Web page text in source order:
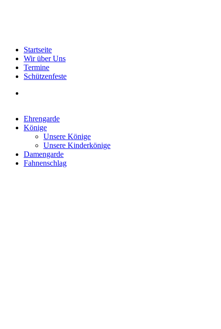
Startseite
Wir über Uns
Termine
Schützenfeste
Ehrengarde
Könige
Unsere Könige
Unsere Kinderkönige
Damengarde
Fahnenschlag